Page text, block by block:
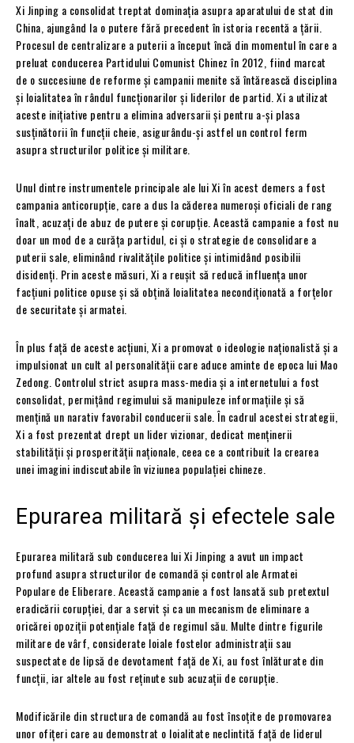
Xi Jinping a consolidat treptat dominația asupra aparatului de stat din
China, ajungând la o putere fără precedent în istoria recentă a țării.
Procesul de centralizare a puterii a început încă din momentul în care a
preluat conducerea Partidului Comunist Chinez în 2012, fiind marcat
de o succesiune de reforme și campanii menite să întărească disciplina
și loialitatea în rândul funcționarilor și liderilor de partid. Xi a utilizat
aceste inițiative pentru a elimina adversarii și pentru a-și plasa
susținătorii în funcții cheie, asigurându-și astfel un control ferm
asupra structurilor politice și militare.
Unul dintre instrumentele principale ale lui Xi în acest demers a fost
campania anticorupție, care a dus la căderea numeroși oficiali de rang
înalt, acuzați de abuz de putere și corupție. Această campanie a fost nu
doar un mod de a curăța partidul, ci și o strategie de consolidare a
puterii sale, eliminând rivalitățile politice și intimidând posibilii
disidenți. Prin aceste măsuri, Xi a reușit să reducă influența unor
facțiuni politice opuse și să obțină loialitatea necondiționată a forțelor
de securitate și armatei.
În plus față de aceste acțiuni, Xi a promovat o ideologie naționalistă și a
impulsionat un cult al personalității care aduce aminte de epoca lui Mao
Zedong. Controlul strict asupra mass-media și a internetului a fost
consolidat, permițând regimului să manipuleze informațiile și să
mențină un narativ favorabil conducerii sale. În cadrul acestei strategii,
Xi a fost prezentat drept un lider vizionar, dedicat menținerii
stabilității și prosperității naționale, ceea ce a contribuit la crearea
unei imagini indiscutabile în viziunea populației chineze.
Epurarea militară și efectele sale
Epurarea militară sub conducerea lui Xi Jinping a avut un impact
profund asupra structurilor de comandă și control ale Armatei
Populare de Eliberare. Această campanie a fost lansată sub pretextul
eradicării corupției, dar a servit și ca un mecanism de eliminare a
oricărei opoziții potențiale față de regimul său. Multe dintre figurile
militare de vârf, considerate loiale fostelor administrații sau
suspectate de lipsă de devotament față de Xi, au fost înlăturate din
funcții, iar altele au fost reținute sub acuzații de corupție.
Modificările din structura de comandă au fost însoțite de promovarea
unor ofițeri care au demonstrat o loialitate neclintită față de liderul